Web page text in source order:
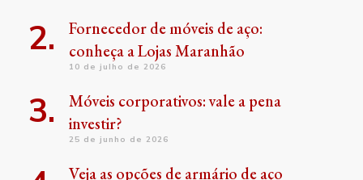
Fornecedor de móveis de aço:
conheça a Lojas Maranhão
10 de julho de 2026
Móveis corporativos: vale a pena
investir?
25 de junho de 2026
Veja as opções de armário de aço